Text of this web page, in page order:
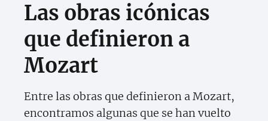
Las obras icónicas
que definieron a
Mozart
Entre las obras que definieron a Mozart,
encontramos algunas que se han vuelto